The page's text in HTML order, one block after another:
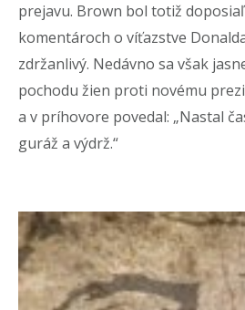
prejavu. Brown bol totiž
komentároch o víťazstve
zdržanlivý. Nedávno sa však
pochodu žien proti novému
a v príhovore povedal: „Nastal
guráž a výdrž.“